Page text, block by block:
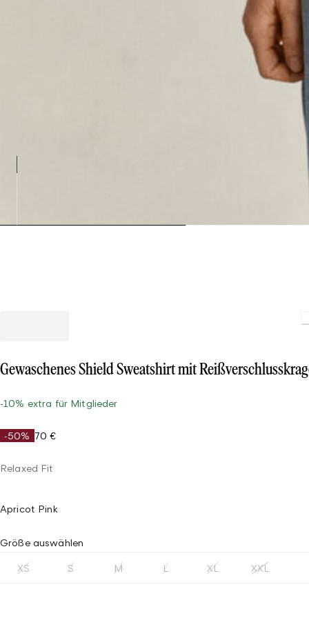
Gewaschenes Shield Sweatshirt mit
-10% extra für Mitglieder
-50% 70 €
Relaxed Fit
Apricot Pink
Größe auswählen
XS S M L XL XXL